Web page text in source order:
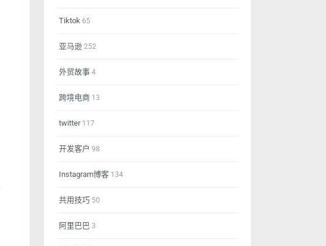
Tiktok 65
亚马逊 252
外贸故事 4
跨境电商 13
twitter117
开发客户 98
Instagram博客 134
共用技巧 50
阿里巴巴 3